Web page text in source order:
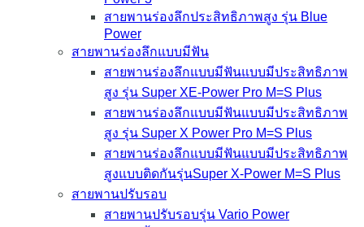
สายพานร่องลึกประสิทธิภาพสูง รุ่น Blue
Power
สายพานร่องลึกแบบมีฟัน
สายพานร่องลึกแบบมีฟันแบบมีประสิทธิภาพ
สูง รุ่น Super XE-Power Pro M=S Plus
สายพานร่องลึกแบบมีฟันแบบมีประสิทธิภาพ
สูง รุ่น Super X Power Pro M=S Plus
สายพานร่องลึกแบบมีฟันแบบมีประสิทธิภาพ
สูงแบบติดกันรุ่นSuper X-Power M=S Plus
สายพานปรับรอบ
สายพานปรับรอบรุ่น Vario Power